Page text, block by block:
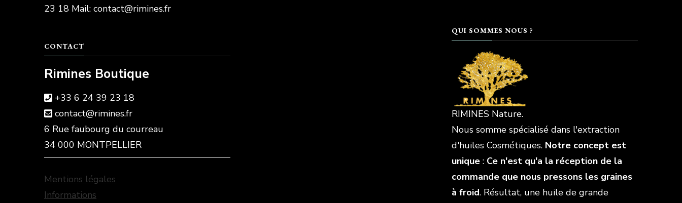
23 18 Mail: contact@rimines.fr
CONTACT
Rimines Boutique
+33 6 24 39 23 18
contact@rimines.fr
6 Rue faubourg du courreau
34 000 MONTPELLIER
Mentions légales
Informations
QUI SOMMES NOUS ?
RIMINES Nature.
Nous somme spécialisé dans l'extraction
d'huiles Cosmétiques. Notre concept est
unique : Ce n'est qu'a la réception de la
commande que nous pressons les graines
à froid. Résultat, une huile de grande